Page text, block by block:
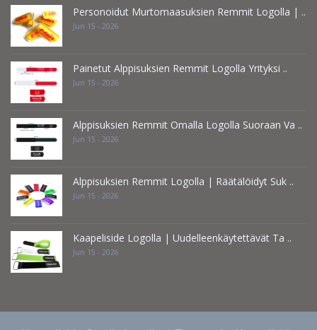
Personoidut Murtomaasuksien Remmit Logolla | ..
Jun 15 - 2026
Painetut Alppisuksien Remmit Logolla Yrityksi ..
Jun 15 - 2026
Alppisuksien Remmit Omalla Logolla Suoraan Va ..
Jun 15 - 2026
Alppisuksien Remmit Logolla | Räätälöidyt Suk ..
Jun 15 - 2026
Kaapeliside Logolla | Uudelleenkäytettävät Ta ..
Jun 15 - 2026